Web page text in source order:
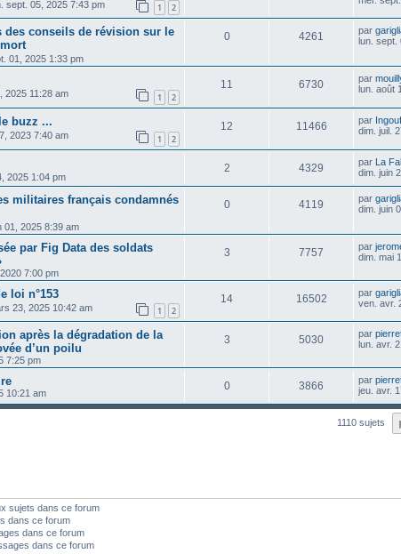
sept. 05, 2025 7:43 pm 1 2
des conseils de révision sur le
01, 2025 1:33 pm
0 4261 par
lun. sept.
2025 11:28 am 1 2
11 6730 par
lun. août
buzz ...
2023 7:40 am 1 2
12 11466 par Ingouf
dim. juil.
2025 1:04 pm
2 4329 par La
dim. juin
militaires français condamnés
01, 2025 8:39 am
0 4119 par
dim. juin
par Fig Data des soldats
7:00 pm
3 7757 par
dim. mai
loi n°153
23, 2025 10:42 am 1 2
14 16502 par
ven. avr.
après la dégradation de la
d’un poilu
7:25 pm
3 5030 par
lun. avr.
10:21 am
0 3866 par
jeu. avr.
1110 sujets
sujets dans ce forum
dans ce forum
dans ce forum
dans ce forum